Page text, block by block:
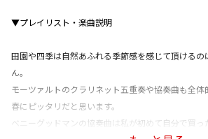
▼プレイリスト・楽曲説明
田園や四季は自然あふれる季節感を感じて頂ける
ん。
モーツァルトのクラリネット五重奏や協奏曲も全体
春にピッタリだと思います。
ベニーグッドマンの協奏曲は私が初めて自分で買